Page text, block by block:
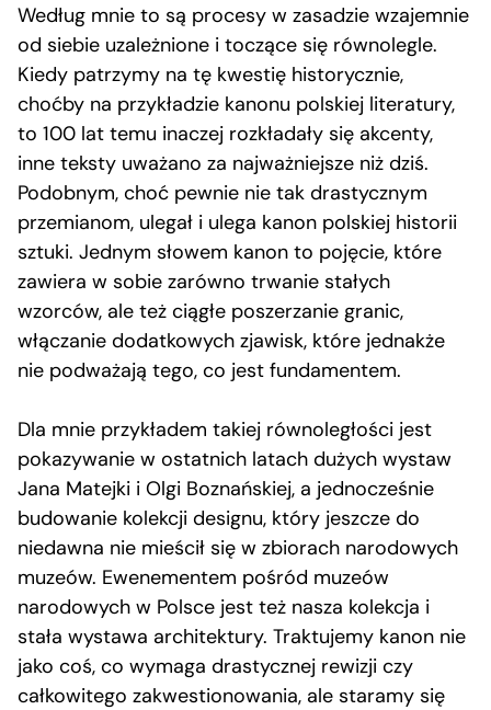
Według mnie to są procesy w zasadzie wzajemnie
od siebie uzależnione i toczące się równolegle.
Kiedy patrzymy na tę kwestię historycznie,
choćby na przykładzie kanonu polskiej literatury,
to 100 lat temu inaczej rozkładały się akcenty,
inne teksty uważano za najważniejsze niż dziś.
Podobnym, choć pewnie nie tak drastycznym
przemianom, ulegał i ulega kanon polskiej historii
sztuki. Jednym słowem kanon to pojęcie, które
zawiera w sobie zarówno trwanie stałych
wzorców, ale też ciągłe poszerzanie granic,
włączanie dodatkowych zjawisk, które jednakże
nie podważają tego, co jest fundamentem.
Dla mnie przykładem takiej równoległości jest
pokazywanie w ostatnich latach dużych wystaw
Jana Matejki i Olgi Boznańskiej, a jednocześnie
budowanie kolekcji designu, który jeszcze do
niedawna nie mieścił się w zbiorach narodowych
muzeów. Ewenementem pośród muzeów
narodowych w Polsce jest też nasza kolekcja i
stała wystawa architektury. Traktujemy kanon nie
jako coś, co wymaga drastycznej rewizji czy
całkowitego zakwestionowania, ale staramy się